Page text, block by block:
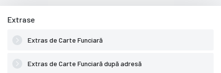
Extrase
Extras de Carte Funciară
Extras de Carte Funciară după adresă